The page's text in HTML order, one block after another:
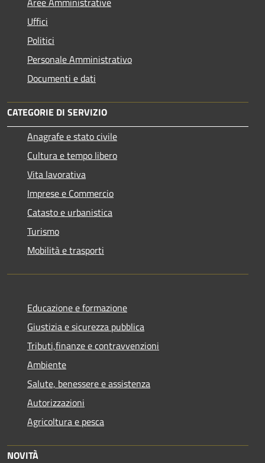
Uffici
Politici
Personale Amministrativo
Documenti e dati
CATEGORIE DI SERVIZIO
Anagrafe e stato civile
Cultura e tempo libero
Vita lavorativa
Imprese e Commercio
Catasto e urbanistica
Turismo
Mobilità e trasporti
Educazione e formazione
Giustizia e sicurezza pubblica
Tributi,finanze e contravvenzioni
Ambiente
Salute, benessere e assistenza
Autorizzazioni
Agricoltura e pesca
NOVITÀ